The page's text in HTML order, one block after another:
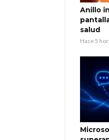
Anillo
salud
Hace 5